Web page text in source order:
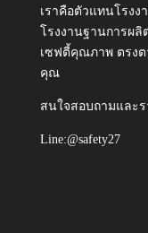
เราคือตัวแทนโรงง
โรงงานฐานการผลิ
เซฟตี้คุณภาพ ตรง
คุณ
สนใจสอบถามและร
Line:@safety27